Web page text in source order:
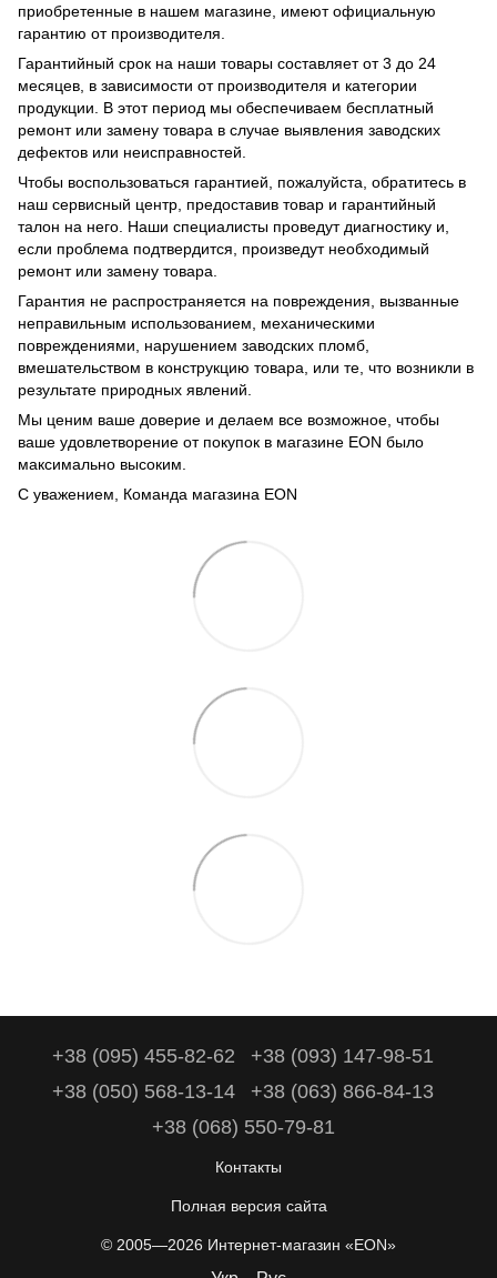
приобретенные в нашем магазине, имеют официальную
гарантию от производителя.
Гарантийный срок на наши товары составляет от 3 до 24
месяцев, в зависимости от производителя и категории
продукции. В этот период мы обеспечиваем бесплатный
ремонт или замену товара в случае выявления заводских
дефектов или неисправностей.
Чтобы воспользоваться гарантией, пожалуйста, обратитесь в
наш сервисный центр, предоставив товар и гарантийный
талон на него. Наши специалисты проведут диагностику и,
если проблема подтвердится, произведут необходимый
ремонт или замену товара.
Гарантия не распространяется на повреждения, вызванные
неправильным использованием, механическими
повреждениями, нарушением заводских пломб,
вмешательством в конструкцию товара, или те, что возникли в
результате природных явлений.
Мы ценим ваше доверие и делаем все возможное, чтобы
ваше удовлетворение от покупок в магазине EON было
максимально высоким.
С уважением, Команда магазина EON
+38 (095) 455-82-62
+38 (093) 147-98-51
+38 (050) 568-13-14
+38 (063) 866-84-13
+38 (068) 550-79-81
Контакты
Полная версия сайта
© 2005—2026 Интернет-магазин «EON»